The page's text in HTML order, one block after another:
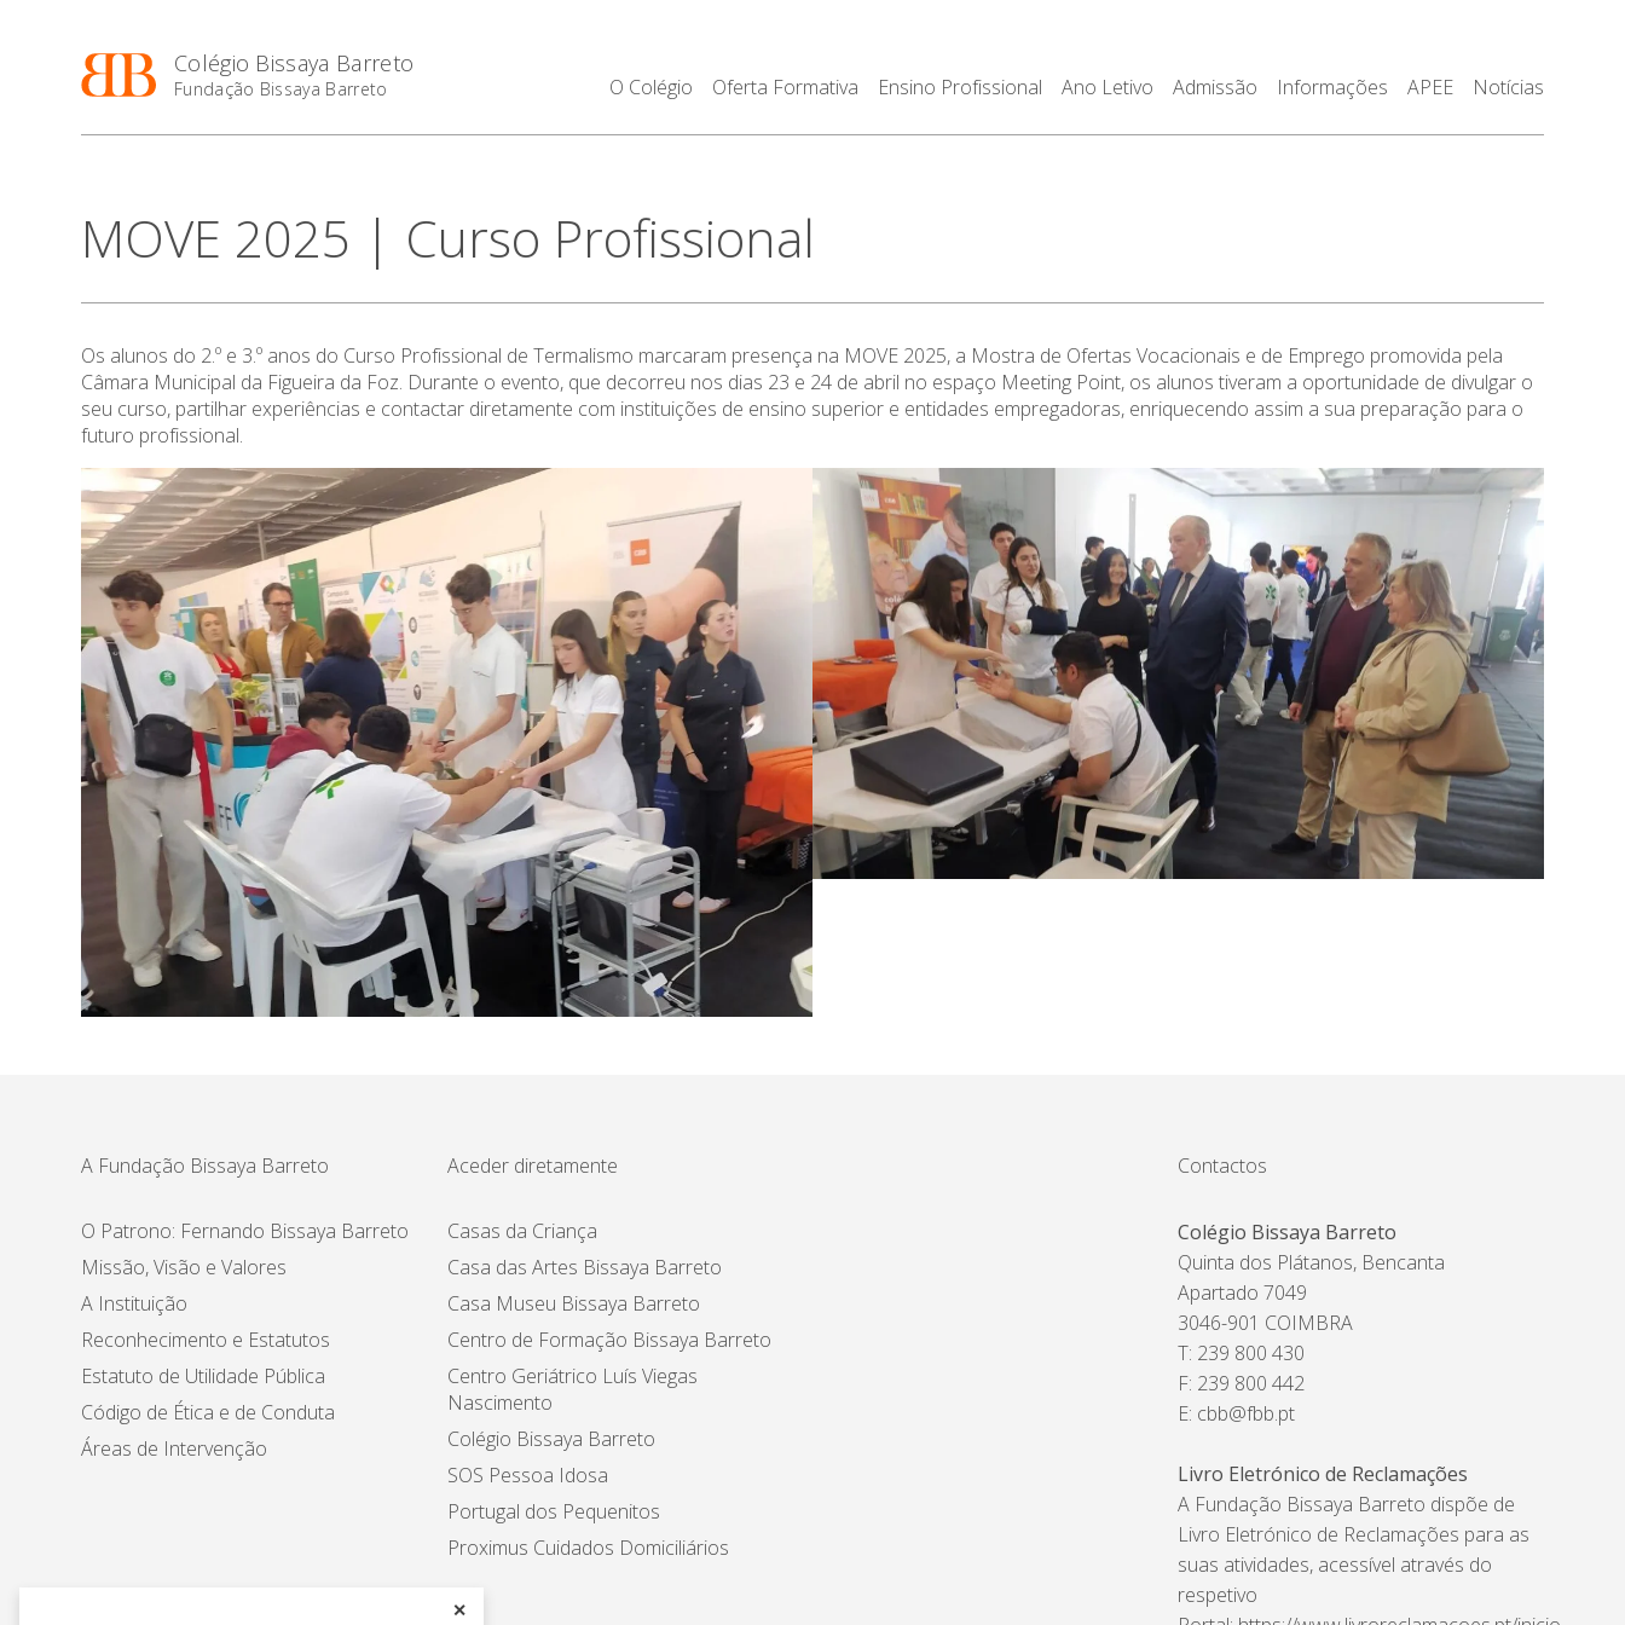
✕
Colégio Bissaya Barreto
Fundação Bissaya Barreto O Colégio Oferta Formativa Ensino Profissional Ano Letivo Admissão Informações APEE Notícias
MOVE 2025 | Curso Profissional
Os alunos do 2.º e 3.º anos do Curso Profissional de Termalismo marcaram presença na MOVE 2025, a Mostra de Ofertas Vocacionais e de Emprego promovida pela
Câmara Municipal da Figueira da Foz. Durante o evento, que decorreu nos dias 23 e 24 de abril no espaço Meeting Point, os alunos tiveram a oportunidade de divulgar o
seu curso, partilhar experiências e contactar diretamente com instituições de ensino superior e entidades empregadoras, enriquecendo assim a sua preparação para o
futuro profissional.
A Fundação Bissaya Barreto
O Patrono: Fernando Bissaya Barreto
Missão, Visão e Valores
A Instituição
Reconhecimento e Estatutos
Estatuto de Utilidade Pública
Código de Ética e de Conduta
Áreas de Intervenção
Aceder diretamente
Casas da Criança
Casa das Artes Bissaya Barreto
Casa Museu Bissaya Barreto
Centro de Formação Bissaya Barreto
Centro Geriátrico Luís Viegas
Nascimento
Colégio Bissaya Barreto
SOS Pessoa Idosa
Portugal dos Pequenitos
Proximus Cuidados Domiciliários
Contactos
Colégio Bissaya Barreto
Quinta dos Plátanos, Bencanta
Apartado 7049
3046-901 COIMBRA
T: 239 800 430
F: 239 800 442
E: cbb@fbb.pt
Livro Eletrónico de Reclamações
A Fundação Bissaya Barreto dispõe de
Livro Eletrónico de Reclamações para as
suas atividades, acessível através do
respetivo